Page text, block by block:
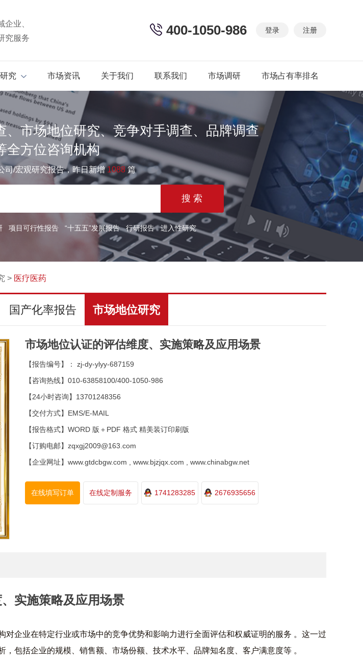
业、
究服务
登录 注册
400-1050-986
究 市场资讯 关于我们 联系我们 市场调研 市场占有率排名
市场地位研究、竞争对手调查、品牌调查
全方位咨询机构
司/宏观研究报告，昨日新增1088篇
项目可行性报告 “十五五”发展报告 行研报告 进入性研究
> 医疗医药
国产化率报告 市场地位研究
市场地位认证的评估维度、实施策略及应用场景
【报告编号】： zj-dy-ylyy-687159
【咨询热线】010-63858100/400-1050-986
【24小时咨询】13701248356
【交付方式】EMS/E-MAIL
【报告格式】WORD 版＋PDF 格式 精美装订印刷版
【订购电邮】zqxgj2009@163.com
【企业网址】www.gtdcbgw.com , www.bjzjqx.com , www.chinabgw.net
在线填写订单 在线定制服务 1741283285 2676935656
实施策略及应用场景
对企业在特定行业或市场中的竞争优势和影响力进行全面评估和权威证明的服务 。这一过
，包括企业的规模、销售额、市场份额、技术水平、品牌知名度、客户满意度等 。